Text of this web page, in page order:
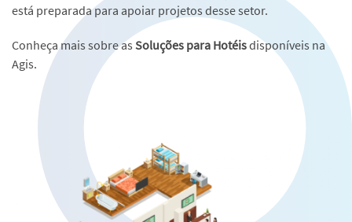
está preparada para apoiar projetos desse setor.
Conheça mais sobre as Soluções para Hotéisdisponíveis na
Agis.